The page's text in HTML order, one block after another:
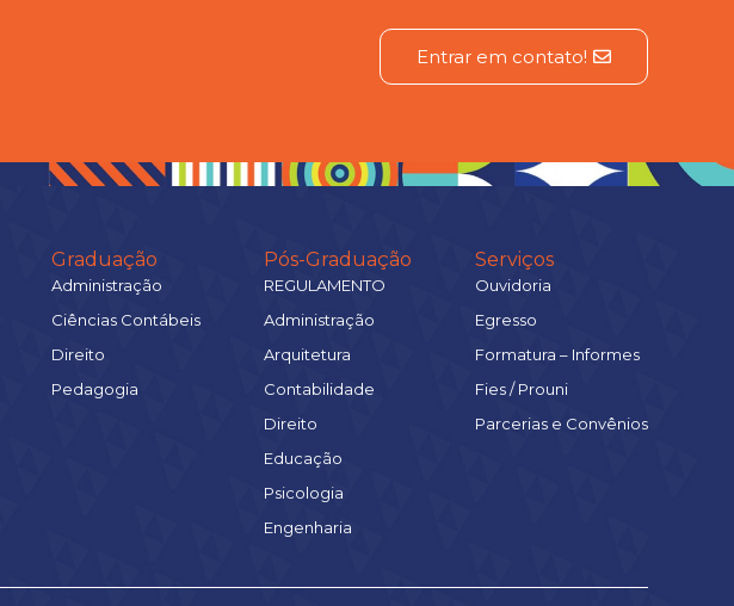
Entrar em contato!
Graduação
Administração
Ciências Contábeis
Direito
Pedagogia
Pós-Graduação
REGULAMENTO
Administração
Arquitetura
Contabilidade
Direito
Educação
Psicologia
Engenharia
Serviços
Ouvidoria
Egresso
Formatura – Informes
Fies / Prouni
Parcerias e Convênios